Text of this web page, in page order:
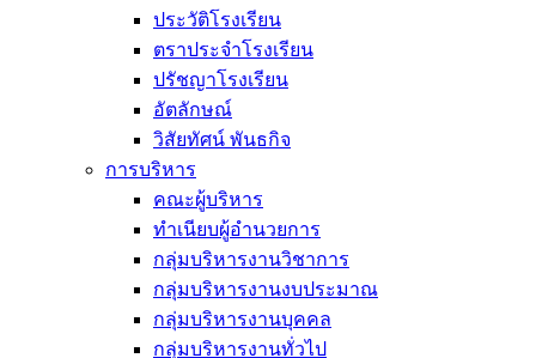
ประวัติโรงเรียน
ตราประจำโรงเรียน
ปรัชญาโรงเรียน
อัตลักษณ์
วิสัยทัศน์ พันธกิจ
การบริหาร
คณะผู้บริหาร
ทำเนียบผู้อำนวยการ
กลุ่มบริหารงานวิชาการ
กลุ่มบริหารงานงบประมาณ
กลุ่มบริหารงานบุคคล
กลุ่มบริหารงานทั่วไป